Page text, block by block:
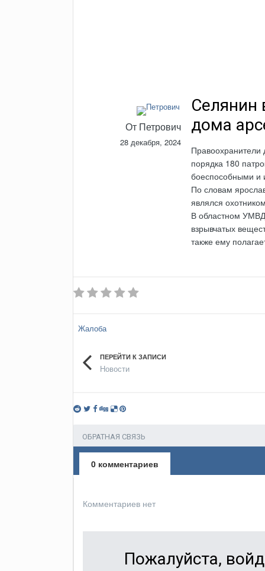
От Петрович
28 декабря, 2024
Селянин
дома
Правоохранители
порядка 180
боеспособными и
По словам
являлся
В областном
взрывчатых
также ему
Жалоба
ПЕРЕЙТИ К ЗАПИСИ
Новости
ОБРАТНАЯ СВЯЗЬ
0 комментариев
Комментариев нет
Пожалуйста,